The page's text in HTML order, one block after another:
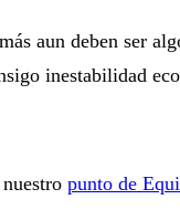
aun deben ser
inestabilidad
punto de